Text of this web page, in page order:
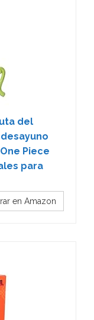
del
Piece
para
en Amazon